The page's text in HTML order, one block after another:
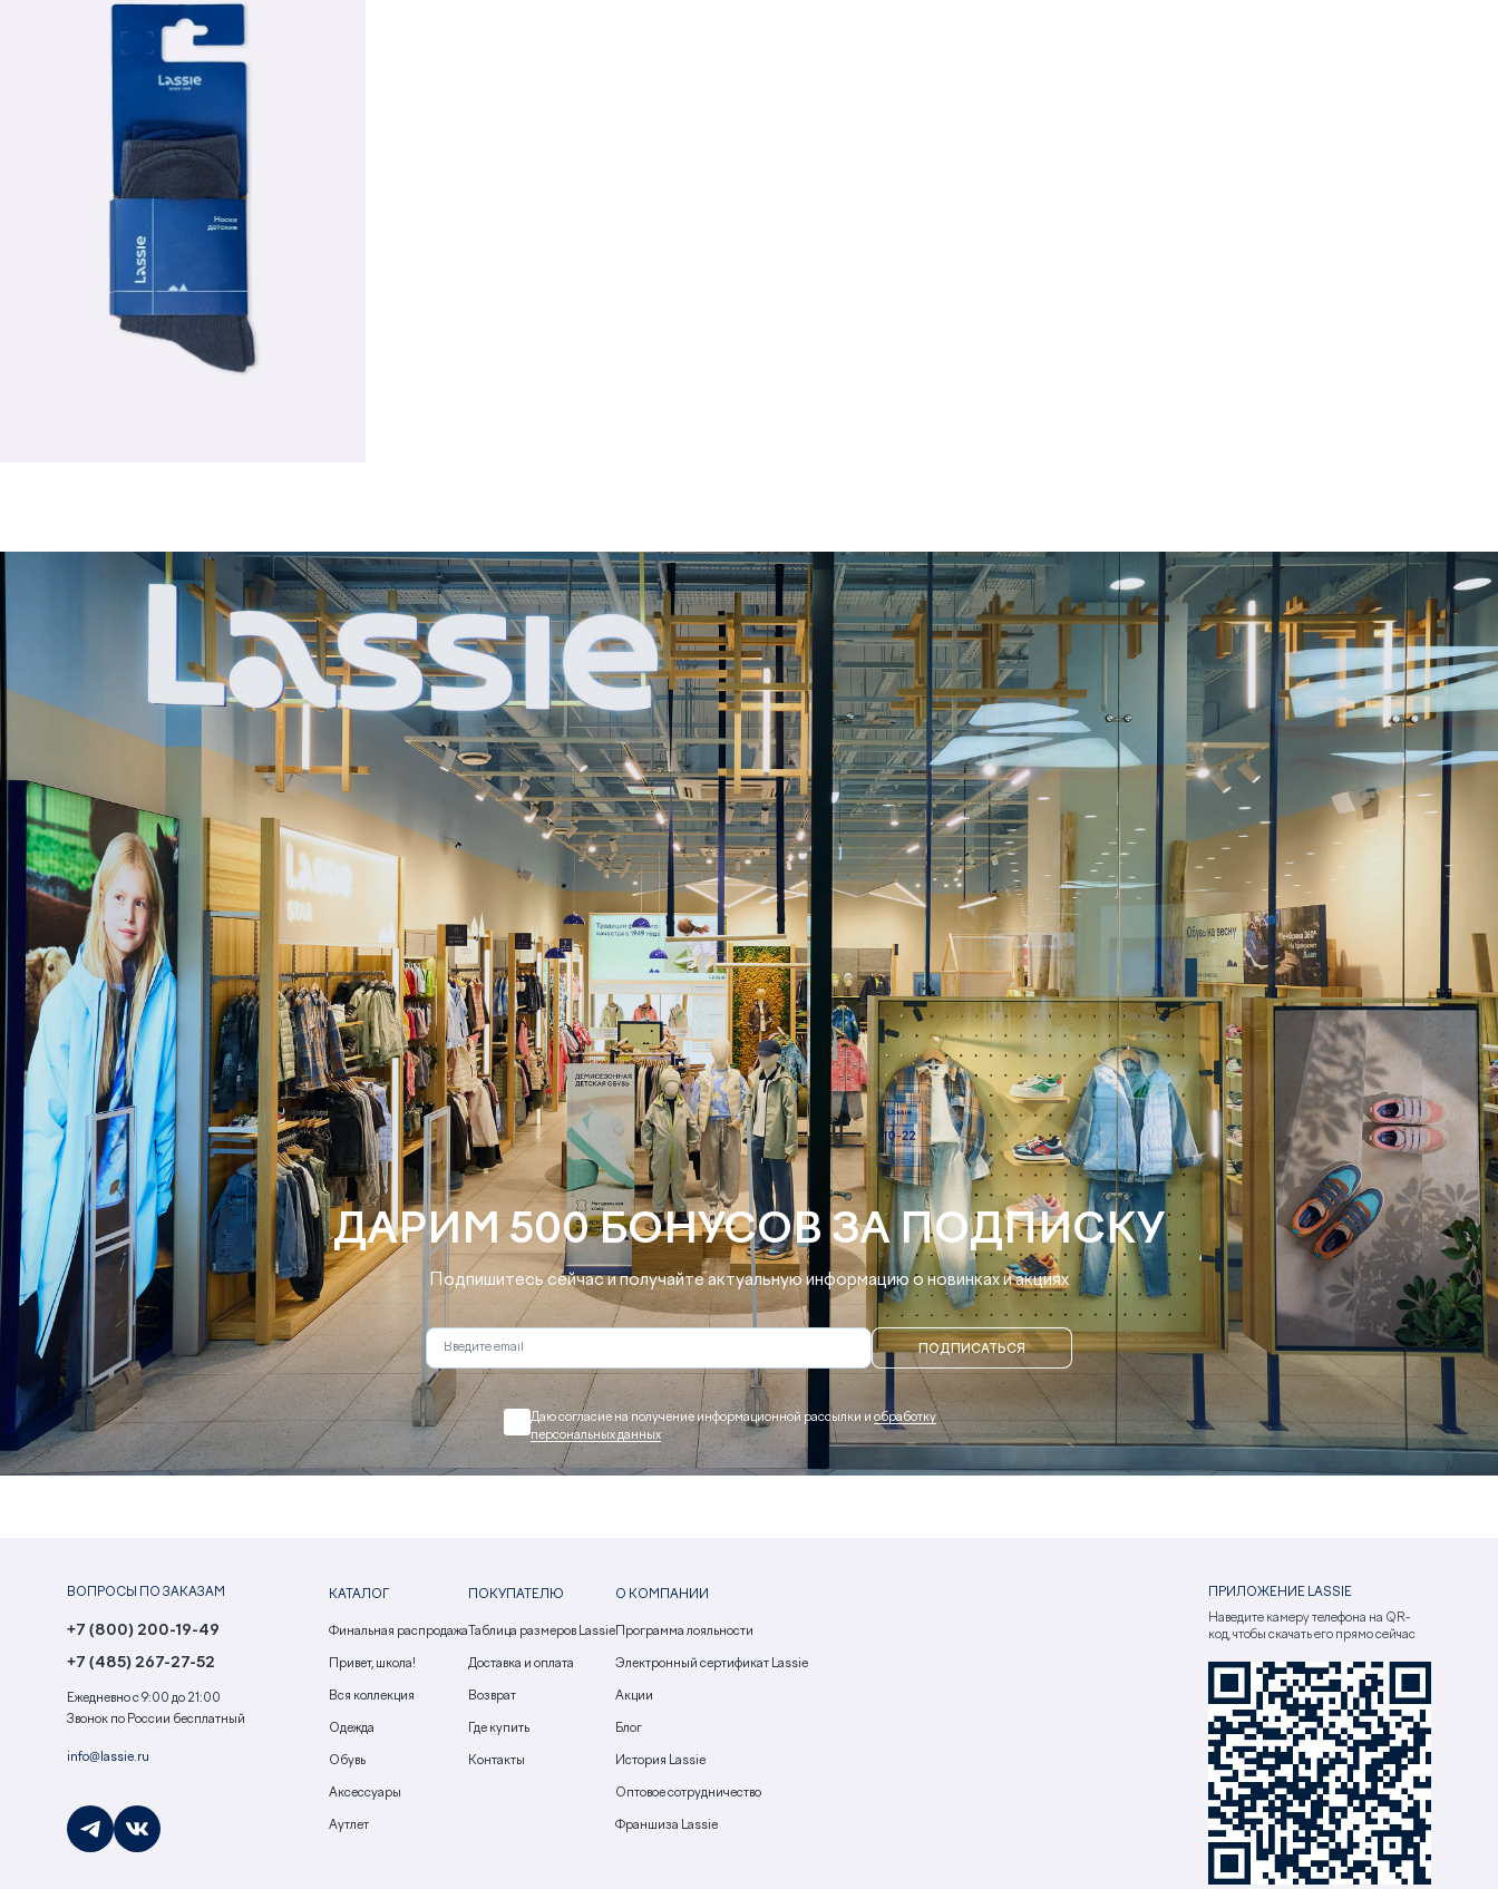
ДАРИМ 500 БОНУСОВ ЗА ПОДПИСКУ
Подпишитесь сейчас и получайте актуальную информацию о новинках и акциях
ПОДПИСАТЬСЯ
Даю согласие на получение информационной рассылки и обработку
персональных данных
ВОПРОСЫ ПО ЗАКАЗАМ
+7 (800) 200-19-49
+7 (485) 267-27-52
Ежедневно с 9:00 до 21:00
Звонок по России бесплатный
info@lassie.ru
КАТАЛОГ
Финальная распродажа
Привет, школа!
Вся коллекция
Одежда
Обувь
Аксессуары
Аутлет
ПОКУПАТЕЛЮ
Таблица размеров Lassie
Доставка и оплата
Возврат
Где купить
Контакты
О КОМПАНИИ
Программа лояльности
Электронный сертификат Lassie
Акции
Блог
История Lassie
Оптовое сотрудничество
Франшиза Lassie
ПРИЛОЖЕНИЕ LASSIE
Наведите камеру телефона на QR-
код, чтобы скачать его прямо сейчас